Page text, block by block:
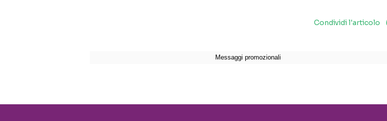
Condividi l'articolo